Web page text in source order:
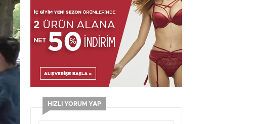
HIZLI YORUM YAP